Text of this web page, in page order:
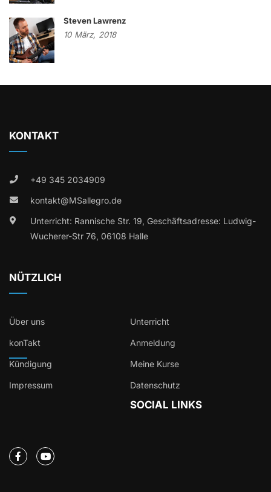
Steven Lawrenz
10 März, 2018
KONTAKT
+49 345 2034909
kontakt@MSallegro.de
Unterricht: Rannische Str. 19, Geschäftsadresse: Ludwig-
Wucherer-Str 76, 06108 Halle
NÜTZLICH
Über uns Unterricht
konTakt Anmeldung
Kündigung Meine Kurse
Impressum Datenschutz
SOCIAL LINKS